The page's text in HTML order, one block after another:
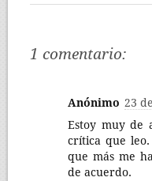
1 comentario:
Anónimo 23
Estoy muy de
crítica que
que más me
de acuerdo.